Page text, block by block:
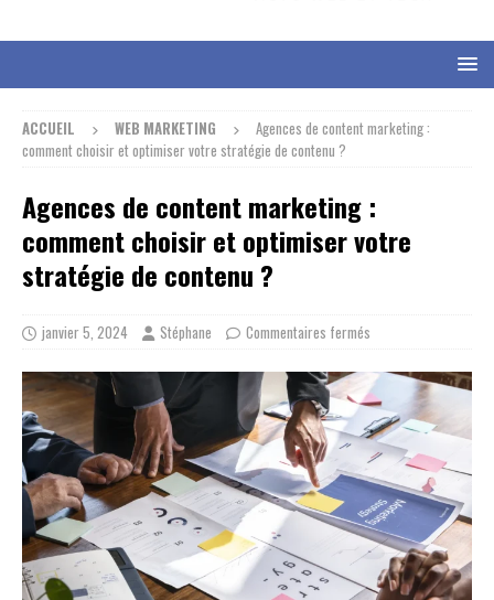
ACCUEIL WEB MARKETING
Agences de content marketing :
comment choisir et optimiser votre stratégie de contenu ?
Agences de content marketing :
comment choisir et optimiser votre
stratégie de contenu ?
janvier 5, 2024 Stéphane Commentaires fermés